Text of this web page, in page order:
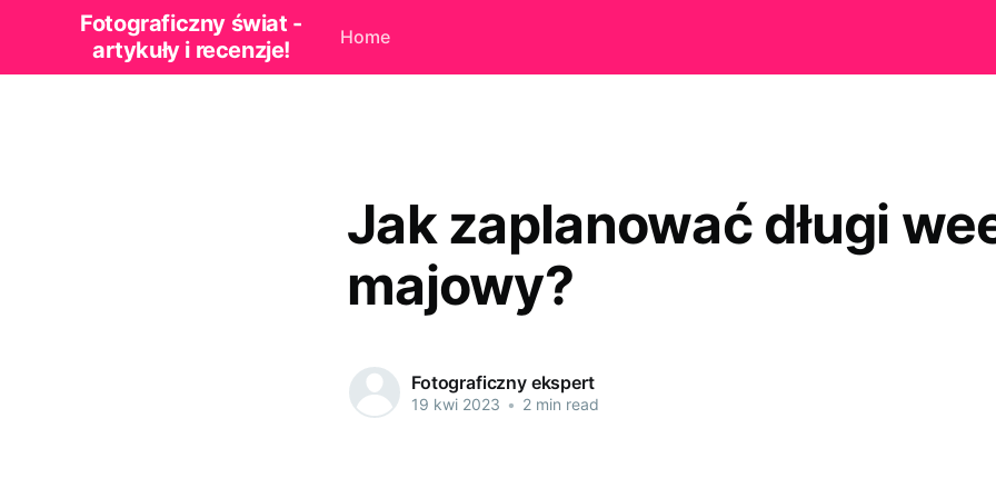
Fotograficzny świat -
artykuły i recenzje!
Home
Jak zaplanować długi
majowy?
Fotograficzny ekspert
19 kwi 2023 • 2 min read